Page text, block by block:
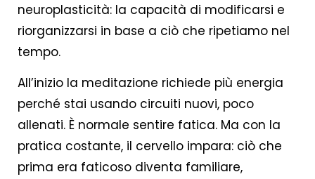
neuroplasticità: la capacità di modificarsi e
riorganizzarsi in base a ciò che ripetiamo nel
tempo.
All’inizio la meditazione richiede più energia
perché stai usando circuiti nuovi, poco
allenati. È normale sentire fatica. Ma con la
pratica costante, il cervello impara: ciò che
prima era faticoso diventa familiare,